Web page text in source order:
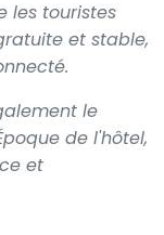
les touristes
et stable,
le
de l'hôtel,
et